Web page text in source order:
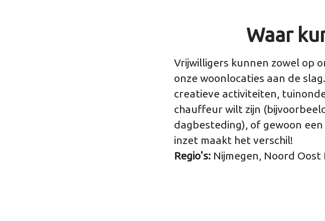
Waar
Vrijwilligers kunnen zowel op
onze woonlocaties aan de
creatieve activiteiten,
chauffeur wilt zijn
dagbesteding), of gewoon
inzet maakt het verschil!
Regio's: Nijmegen, Noord